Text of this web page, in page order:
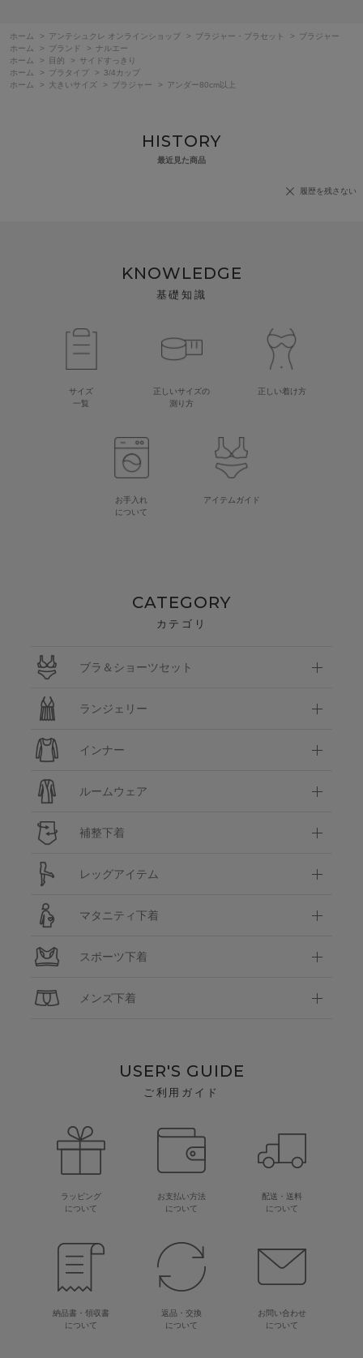
ホーム > アンテシュクレ オンラインショップ > ブラジャー・ブラセット >
ブラジャー
ホーム
> ブランド > ナルエー
ホーム
> 目的 >
サイドすっきり
ホーム
> ブラタイプ >
3/4カップ
ホーム
> 大きいサイズ > ブラジャー > アンダー80cm以上
HISTORY
最近見た商品
履歴を残さない
KNOWLEDGE
基礎知識
サイズ
一覧
正しいサイズの
測り方
正しい着け方
お手入れ
について
アイテムガイド
CATEGORY
カテゴリ
ブラ＆ショーツセット
ランジェリー
インナー
ルームウェア
補整下着
レッグアイテム
マタニティ下着
スポーツ下着
メンズ下着
USER'S GUIDE
ご利用ガイド
ラッピング
について
お支払い方法
について
配送・送料
について
納品書・領収書
について
返品・交換
について
お問い合わせ
について